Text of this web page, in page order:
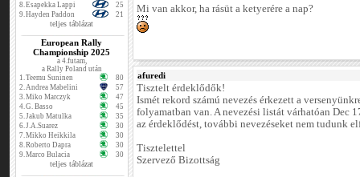
8.Esapekka Lappi
25
9.Hayden Paddon 21
teljes táblázat
European Rally
Championship 2025
a 4.futam,
a Rally Poland után
1.Teemu Suninen
80
2.Andrea Mabelini
57
3.Miko Marczyk
47
4.G. Basso
45
5.Jakub Matulka
35
6.J.A.Suarez
30
7.Mikko Heikkila
30
8.Roberto Dapra
30
9.Marco Bulacia 30
teljes táblázat
Mi van akkor, ha rásüt a ketyerére a nap?
afuredi
Tisztelt érdeklődők!
Ismét rekord számú nevezés érkezett a
folyamatban van. A nevezési listát várhatóan Dec
az érdeklődést, további nevezéseket nem tudunk
Tisztelettel
Szervező Bizottság